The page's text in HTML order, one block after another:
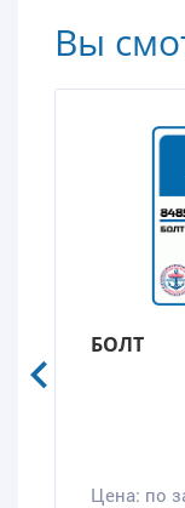
Вы
БОЛТ
Цена: по